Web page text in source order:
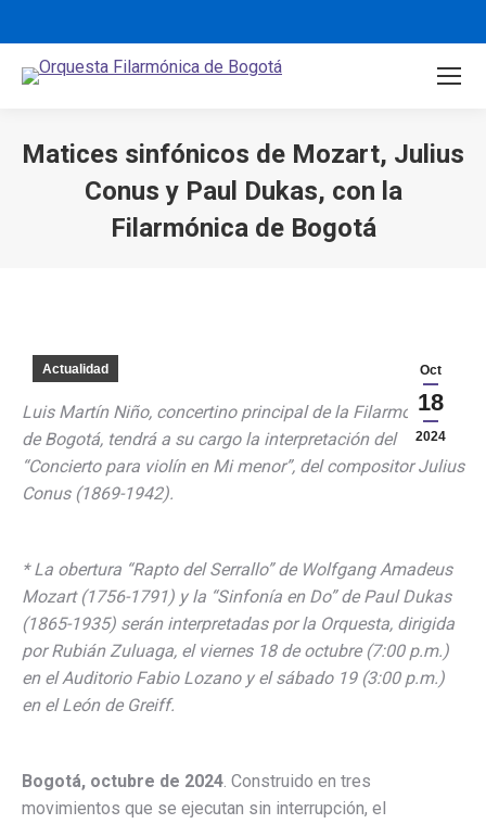
Matices sinfónicos de Mozart, Julius
Conus y Paul Dukas, con la
Filarmónica de Bogotá
Oct
18
2024
Actualidad
Luis Martín Niño, concertino principal de la Filarmónica
de Bogotá, tendrá a su cargo la interpretación del
“Concierto para violín en Mi menor”, del compositor Julius
Conus (1869-1942).
* La obertura “Rapto del Serrallo” de Wolfgang Amadeus
Mozart (1756-1791) y la “Sinfonía en Do” de Paul Dukas
(1865-1935) serán interpretadas por la Orquesta, dirigida
por Rubián Zuluaga, el viernes 18 de octubre (7:00 p.m.)
en el Auditorio Fabio Lozano y el sábado 19 (3:00 p.m.)
en el León de Greiff.
Bogotá, octubre de 2024. Construido en tres
movimientos que se ejecutan sin interrupción, el